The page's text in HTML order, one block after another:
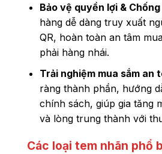
Bảo vệ quyền lợi &
hàng dễ dàng truy xuất
QR, hoàn toàn an tâm
phải hàng nhái.
Trải nghiệm mua sắm an
ràng thành phần, hướng
chính sách, giúp gia tăng
và lòng trung thành với
Các loại tem nhãn phổ